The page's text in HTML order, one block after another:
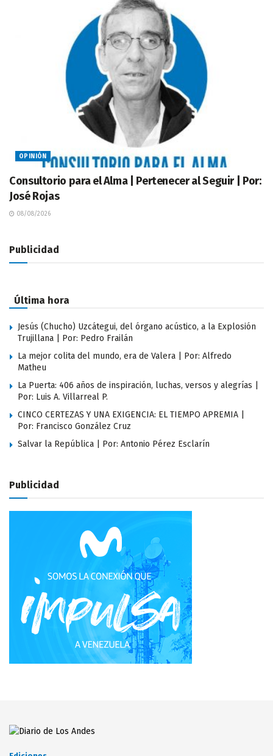
OPINIÓN
Consultorio para el Alma | Pertenecer al Seguir | Por:
José Rojas
08/08/2026
Publicidad
Última hora
Jesús (Chucho) Uzcátegui, del órgano acústico, a la Explosión
Trujillana | Por: Pedro Frailán
La mejor colita del mundo, era de Valera | Por: Alfredo
Matheu
La Puerta: 406 años de inspiración, luchas, versos y alegrías |
Por: Luis A. Villarreal P.
CINCO CERTEZAS Y UNA EXIGENCIA: EL TIEMPO APREMIA |
Por: Francisco González Cruz
Salvar la República | Por: Antonio Pérez Esclarín
Publicidad